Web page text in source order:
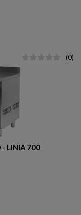
LINIA 700
(0)